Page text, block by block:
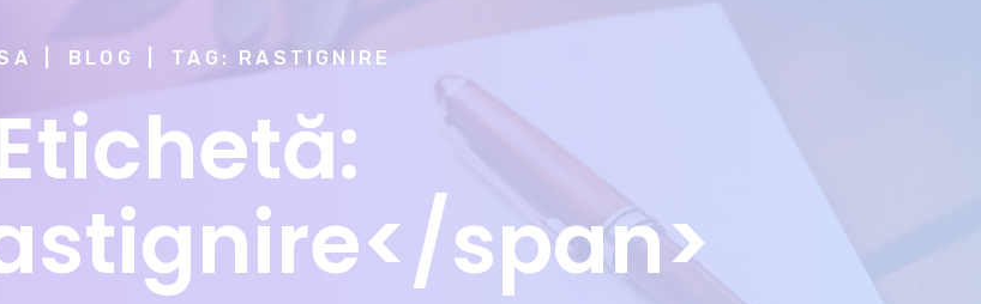
BLOG TAG: RASTIGNIRE
span>